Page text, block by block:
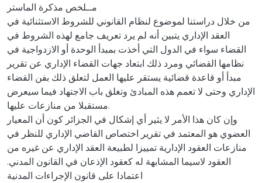
مــلخص مذكرة الماستر
من خلال دراستنا لموضوع لنظام القانوني للشروط الاستثنائية في
العقد الإداري يتبين أنه لم يرد تعريف جامع لهذه الشروط في
القضاء سواء في الدول التي أخذت بمبدأ الوحدة أو الازدواجية في
نظامها القضائي ومرد ذلك ابتعاد جهات القضاء الإداري عن تقرير
مبدأ أو قاعدة قضائية يستقر عليها العمل لتعلق ذلك بفن القضاء
الإداري وحتى لا تعمم هذه المبادئ وتغلق باب الاجتهاد فيما سيعرض
مستقبلا من منازعات عليها.
وإن كان هذا الأمر لا يثير أي إشكال في الجزائر كون أن المعيار
العضوي هو المعتمد في تقرير اختصاص القاضي الإداري للنظر في
منازعات العقود الإدارية تمييزا لطبيعة العقد الإداري عن غيره من
العقود لاسيما المشابهة له كعقود الإذعان في القانون المدني.
اعتمادا على قانون الإجراءات المدنية